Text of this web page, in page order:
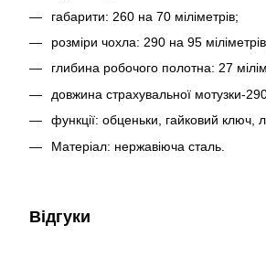
габарити: 260 на 70 міліметрів;
розміри чохла: 290 на 95
глибина робочого полотна: 27
довжина страхувальної мотузки-
функції: обценьки, гайковий ключ,
Матеріал: нержавіюча сталь.
Відгуки